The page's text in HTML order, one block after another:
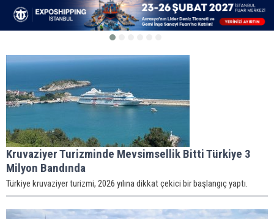
Kruvaziyer Turizminde Mevsimsellik Bitti Türkiye 3
Milyon Bandında
Türkiye kruvaziyer turizmi, 2026 yılına dikkat çekici bir başlangıç yaptı.